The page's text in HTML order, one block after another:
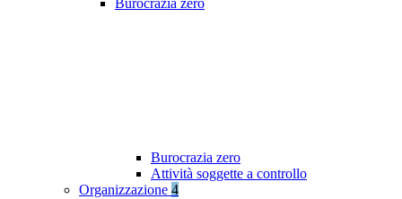
Burocrazia zero
Burocrazia zero
Attività soggette a controllo
Organizzazione 4